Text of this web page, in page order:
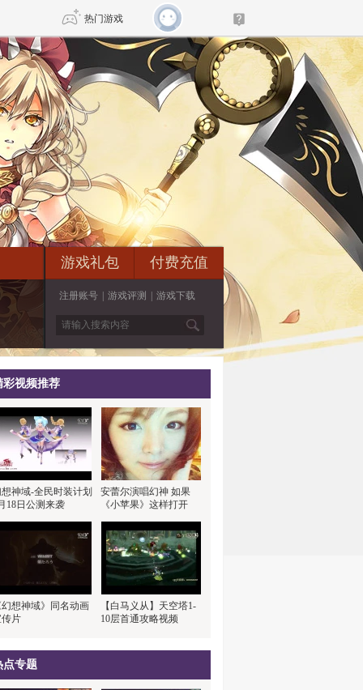
热门游戏
DNF 传奇4
剑网3旗舰版 新天龙八部
诛仙世界
游戏礼包 付费充值
注册账号 游戏评测 游戏下载
彩视频推荐
神域-全民时装计划
18日公测来袭
安蕾尔演唱幻神 如果
《小苹果》这样打开
想神域》同名动画
片
【白马义从】天空塔1-
10层首通攻略视频
点专题